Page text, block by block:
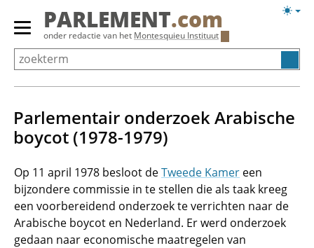
Overslaan
Primair
menu
tonen/verbergen
PARLEMENT.com
onder redactie van het Montesquieu Instituut
Parlementair onderzoek Arabische
boycot (1978-1979)
Op 11 april 1978 besloot deTweede Kamer een
bijzondere commissie in te stellen die als taak kreeg
een voorbereidend onderzoek te verrichten naar de
Arabische boycot en Nederland. Er werd onderzoek
gedaan naar economische maatregelen van